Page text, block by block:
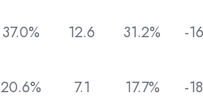
37.0% 12.6 31.2% -
20.6% 7.1 17.7% -